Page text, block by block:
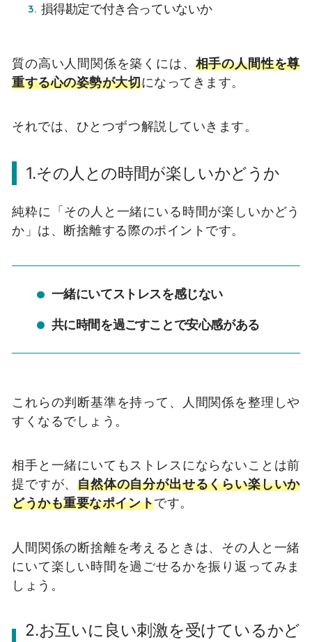
損得勘定で付き合っていないか
質の高い人間関係を築くには、 相手の人間性を尊
重する心の姿勢が大切になってきます。
それでは、ひとつずつ解説していきます。
1.その人との時間が楽しいかどうか
純粋に「その人と一緒にいる時間が楽しいかどう
か」は、断捨離する際のポイントです。
一緒にいてストレスを感じない
共に時間を過ごすことで安心感がある
これらの判断基準を持って、人間関係を整理しや
すくなるでしょう。
相手と一緒にいてもストレスにならないことは前
提ですが、自然体の自分が出せるくらい楽しいか
どうかも重要なポイントです。
人間関係の断捨離を考えるときは、その人と一緒
にいて楽しい時間を過ごせるかを振り返ってみま
しょう。
2.お互いに良い刺激を受けているかど